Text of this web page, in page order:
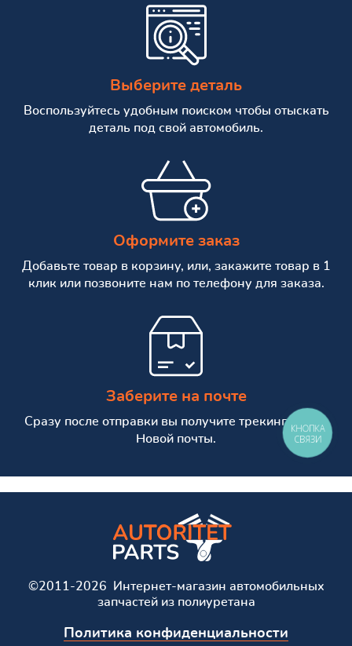
Выберите деталь
Воспользуйтесь удобным поиском чтобы отыскать
деталь под свой автомобиль.
Оформите заказ
Добавьте товар в корзину, или, закажите товар в 1
клик или позвоните нам по телефону для заказа.
Заберите на почте
Сразу после отправки вы получите трекинг номер
Новой почты.
©2011-2026 Интернет-магазин автомобильных
запчастей из полиуретана
Политика конфиденциальности
КНОПКА
СВЯЗИ